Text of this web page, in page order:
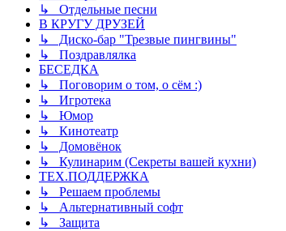
↳ Отдельные песни
В КРУГУ ДРУЗЕЙ
↳ Диско-бар "Трезвые пингвины"
↳ Поздравлялка
БЕСЕДКА
↳ Поговорим о том, о сём :)
↳ Игротека
↳ Юмор
↳ Кинотеатр
↳ Домовёнок
↳ Кулинарим (Секреты вашей кухни)
ТЕХ.ПОДДЕРЖКА
↳ Решаем проблемы
↳ Альтернативный софт
↳ Защита